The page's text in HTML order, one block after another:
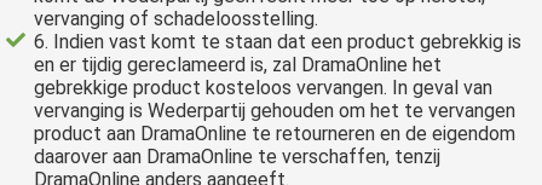
vervanging of schadeloosstelling.
6. Indien vast komt te staan dat een product gebrekkig is
en er tijdig gereclameerd is, zal DramaOnline het
gebrekkige product kosteloos vervangen. In geval van
vervanging is Wederpartij gehouden om het te vervangen
product aan DramaOnline te retourneren en de eigendom
daarover aan DramaOnline te verschaffen, tenzij
DramaOnline anders aangeeft.